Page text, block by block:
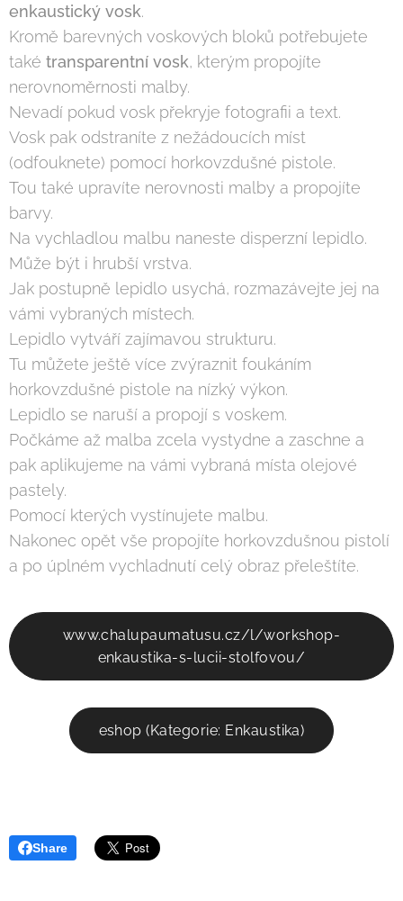
enkaustický vosk.
Kromě barevných voskových bloků potřebujete
také transparentní vosk, kterým propojíte
nerovnoměrnosti malby.
Nevadí pokud vosk překryje fotografii a text.
Vosk pak odstraníte z nežádoucích míst
(odfouknete) pomocí horkovzdušné pistole.
Tou také upravíte nerovnosti malby a propojíte
barvy.
Na vychladlou malbu naneste disperzní lepidlo.
Může být i hrubší vrstva.
Jak postupně lepidlo usychá, rozmazávejte jej na
vámi vybraných místech.
Lepidlo vytváří zajímavou strukturu.
Tu můžete ještě více zvýraznit foukáním
horkovzdušné pistole na nízký výkon.
Lepidlo se naruší a propojí s voskem.
Počkáme až malba zcela vystydne a zaschne a
pak aplikujeme na vámi vybraná místa olejové
pastely.
Pomocí kterých vystínujete malbu.
Nakonec opět vše propojíte horkovzdušnou pistolí
a po úplném vychladnutí celý obraz přeleštíte.
www.chalupaumatusu.cz/l/workshop-
enkaustika-s-lucii-stolfovou/
eshop (Kategorie: Enkaustika)
Share